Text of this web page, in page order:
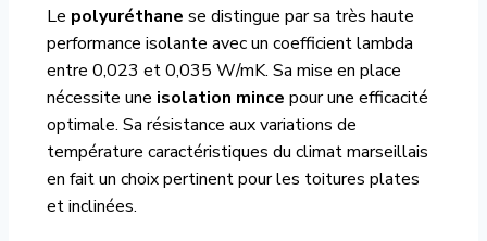
Le polyuréthane se distingue par sa très haute
performance isolante avec un coefficient lambda
entre 0,023 et 0,035 W/mK. Sa mise en place
nécessite une isolation mince pour une efficacité
optimale. Sa résistance aux variations de
température caractéristiques du climat marseillais
en fait un choix pertinent pour les toitures plates
et inclinées.